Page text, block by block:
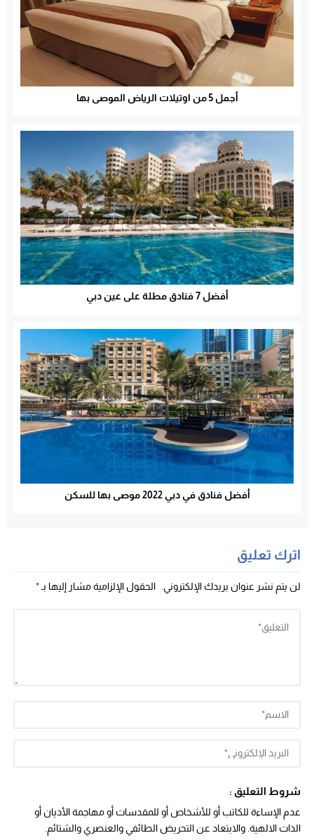
أجمل 5 من اوتيلات الرياض الموصى بها
أفضل 7 فنادق مطلة على عين دبي
أفضل فنادق في دبي 2022 موصى بها للسكن
اترك تعليق
لن يتم نشر عنوان بريدك الإلكتروني. الحقول الإلزامية مشار إليها بـ *
شروط التعليق :
عدم الإساءة للكاتب أو للأشخاص أو للمقدسات أو مهاجمة الأديان أو
الذات الالهية. والابتعاد عن التحريض الطائفي والعنصري والشتائم.